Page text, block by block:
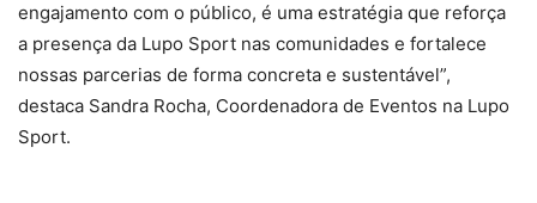
engajamento com o público, é uma estratégia que reforça
a presença da Lupo Sport nas comunidades e fortalece
nossas parcerias de forma concreta e sustentável”,
destaca Sandra Rocha, Coordenadora de Eventos na Lupo
Sport.